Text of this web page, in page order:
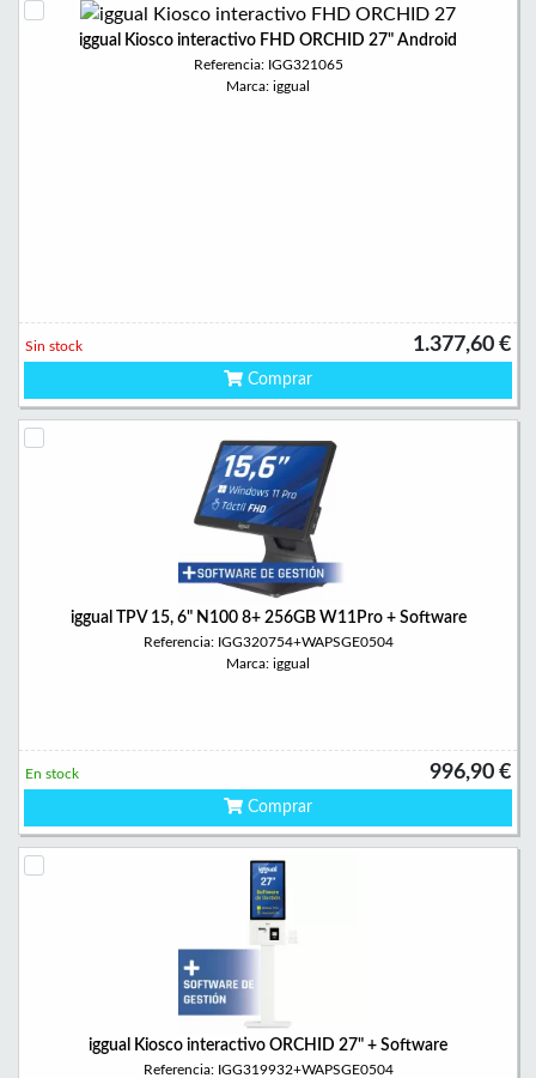
iggual Kiosco interactivo FHD ORCHID 27" Android
Referencia: IGG321065
Marca: iggual
1.377,60 €
Sin stock
Comprar
iggual TPV 15, 6" N100 8+ 256GB W11Pro + Software
Referencia: IGG320754+WAPSGE0504
Marca: iggual
996,90 €
En stock
Comprar
iggual Kiosco interactivo ORCHID 27" + Software
Referencia: IGG319932+WAPSGE0504